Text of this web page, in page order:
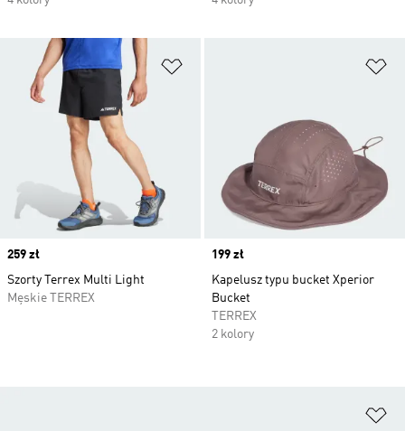
Price
259 zł
Szorty Terrex Multi Light
Męskie TERREX
Price
199 zł
Kapelusz typu bucket Xperior
Bucket
TERREX
2 kolory